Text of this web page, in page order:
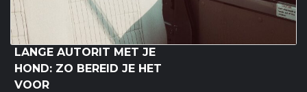
LANGE AUTORIT MET JE
HOND: ZO BEREID JE HET
VOOR